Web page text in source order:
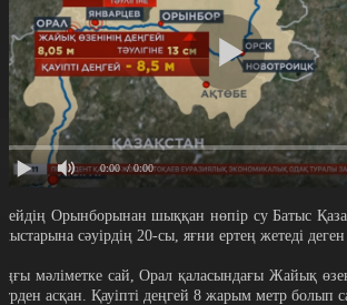
0:00 / 0:00
Орынборынан шыққан нөпір су Батыс
сәуірдің 20-сы, яғни ертең жетеді
мәліметке сай, Орал қаласындағы Жайық
асқан. Қауіпті деңгей 8 жарым метр болып